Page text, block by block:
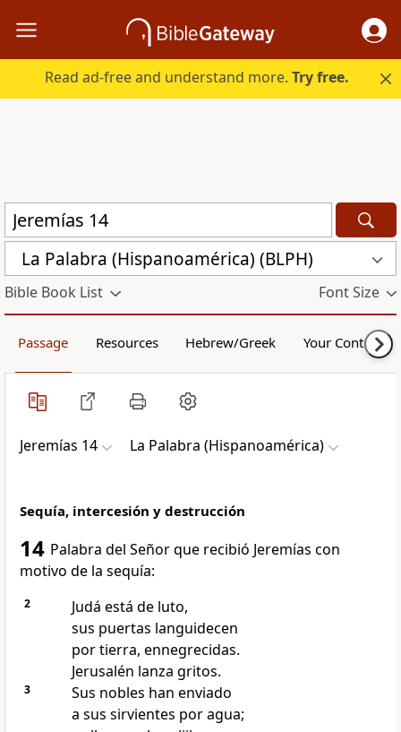
Read ad-free and understand more.Try free.
La Palabra (Hispanoamérica) (BLPH)
Bible Book List Font Size
Passage Resources Hebrew/Greek Your Content
Jeremías 14 La Palabra (Hispanoamérica)
Sequía, intercesión y destrucción
14 Palabra del Señor que recibió Jeremías con
motivo de la sequía:
2
Judá está de luto,
sus puertas languidecen
por tierra, ennegrecidas.
Jerusalén lanza gritos.
3
Sus nobles han enviado
a sus sirvientes por agua;